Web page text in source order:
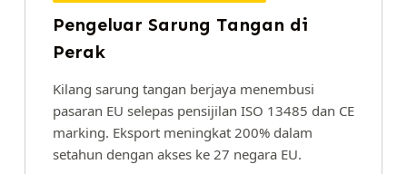
Pengeluar Sarung Tangan di
Perak
Kilang sarung tangan berjaya menembusi
pasaran EU selepas pensijilan ISO 13485 dan CE
marking. Eksport meningkat 200% dalam
setahun dengan akses ke 27 negara EU.